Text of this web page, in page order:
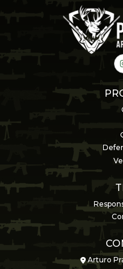
Arturo